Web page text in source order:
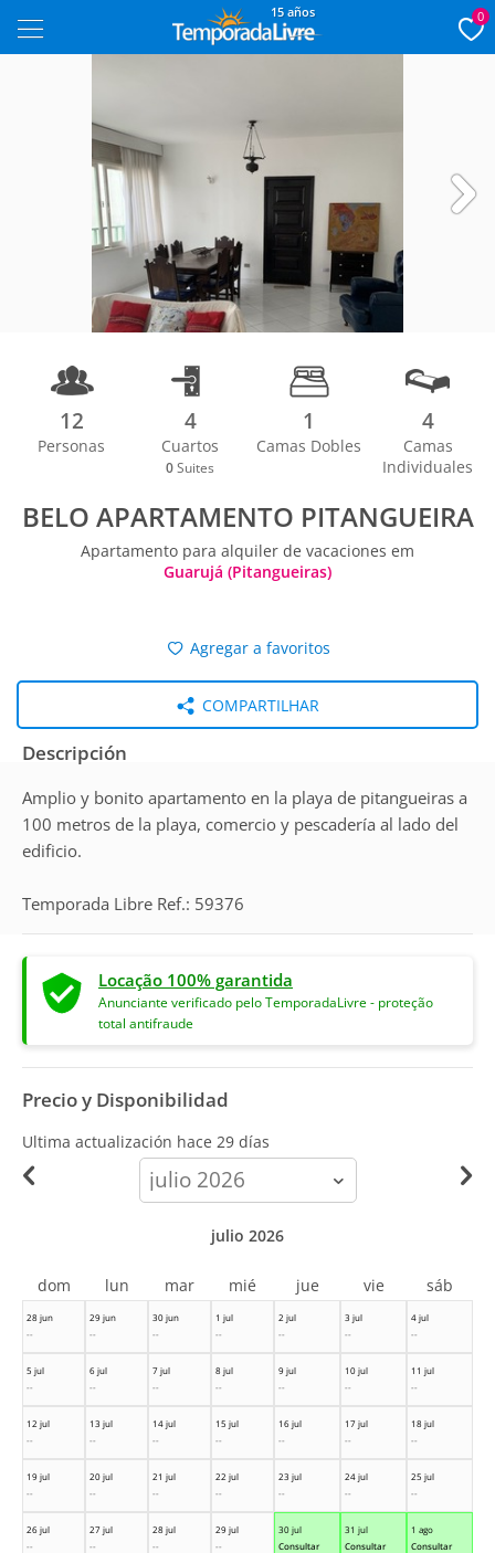
15 años 0
12
Personas
4
Cuartos
0 Suites
1
Camas Dobles
4
Camas
Individuales
BELO APARTAMENTO PITANGUEIRA
Apartamento para alquiler de vacaciones em
Guarujá (Pitangueiras)
Agregar a favoritos
COMPARTILHAR
Descripción
Amplio y bonito apartamento en la playa de pitangueiras a
100 metros de la playa, comercio y pescadería al lado del
edificio.
Temporada Libre Ref.: 59376
Locação 100% garantida
Anunciante verificado pelo TemporadaLivre - proteção
total antifraude
Precio y Disponibilidad
Ultima actualización hace 29 días
calendar-
month
28 jun
--
29 jun
--
30 jun
--
1 jul
--
2 jul
--
3 jul
--
4 jul
--
5 jul
--
6 jul
--
7 jul
--
8 jul
--
9 jul
--
10 jul
--
11 jul
--
12 jul
--
13 jul
--
14 jul
--
15 jul
--
16 jul
--
17 jul
--
18 jul
--
19 jul
--
20 jul
--
21 jul
--
22 jul
--
23 jul
--
24 jul
--
25 jul
--
26 jul
--
27 jul
--
28 jul
--
29 jul
--
30 jul
Consultar
31 jul
Consultar
1 ago
Consultar
julio 2026
dom lun mar mié jue vie sáb